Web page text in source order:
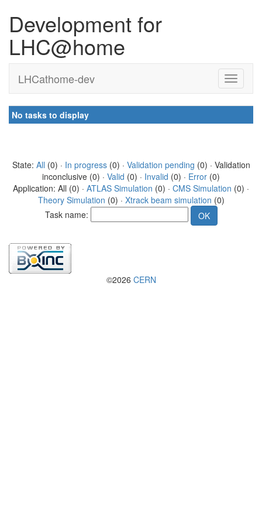
Development for
LHC@home
LHCathome-dev
No tasks to display
State: All (0) · In progress(0) · Validation pending (0) · Validation
inconclusive (0) · Valid (0) · Invalid (0) · Error (0)
Application: All (0) · ATLAS Simulation (0) · CMS Simulation (0) ·
Theory Simulation (0) · Xtrack beam simulation (0)
Task name:
©2026 CERN